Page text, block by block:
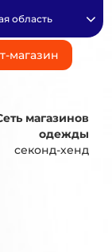
магазин
область
магазинов
одежды
секонд-хенд